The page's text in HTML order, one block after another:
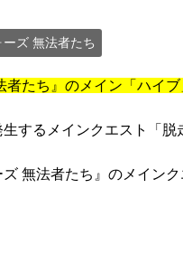
ーズ 無法者たち
者たち』のメイン「ハイ
するメインクエスト「脱
無法者たち』のメイン